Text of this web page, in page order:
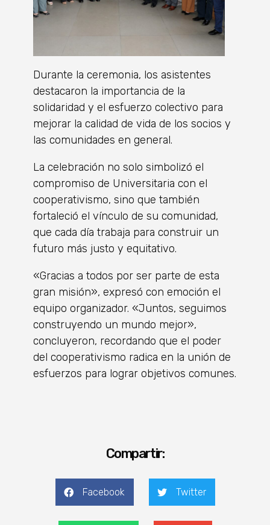
Durante la ceremonia, los asistentes
destacaron la importancia de la
solidaridad y el esfuerzo colectivo para
mejorar la calidad de vida de los socios y
las comunidades en general.
La celebración no solo simbolizó el
compromiso de Universitaria con el
cooperativismo, sino que también
fortaleció el vínculo de su comunidad,
que cada día trabaja para construir un
futuro más justo y equitativo.
«Gracias a todos por ser parte de esta
gran misión», expresó con emoción el
equipo organizador. «Juntos, seguimos
construyendo un mundo mejor»,
concluyeron, recordando que el poder
del cooperativismo radica en la unión de
esfuerzos para lograr objetivos comunes.
Compartir:
Facebook Twitter